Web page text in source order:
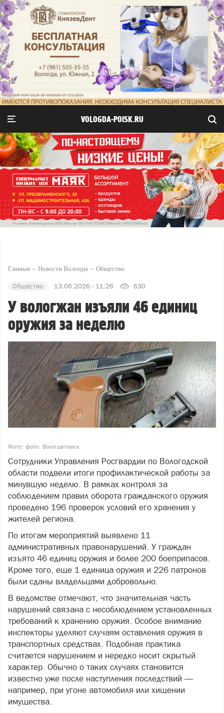
VOLOGDA-POISK.RU
Главная Новости Вологды Общество
Общество 13.06.2026 - 11:26 630
У вологжан изъяли 46 единиц
оружия за неделю
Фото: фото: Вологда-поиск
Сотрудники Управления Росгвардии по Вологодской
области подвели итоги профилактической работы за
минувшую неделю. В рамках контроля за
соблюдением правил оборота гражданского оружия
проведено 196 проверок условий его хранения у
жителей региона.
По итогам мероприятий выявлено 11
административных правонарушений. У граждан
изъято 46 единиц оружия и более 200 боеприпасов.
Кроме того, еще 1 единица оружия и 226 патронов
были сданы владельцами добровольно.
В ведомстве отмечают, что значительная часть
нарушений связана с несоблюдением установленных
требований к хранению оружия. Особое внимание
инспекторы уделяют случаям оставления оружия в
транспортных средствах. Подобная практика
считается нарушением и нередко носит скрытый
характер. Обычно о таких случаях становится
известно уже после наступления последствий —
например, при угоне автомобиля или хищении
имущества.